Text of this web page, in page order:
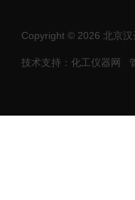
Copyright © 2026 北京
技术支持：化工仪器网